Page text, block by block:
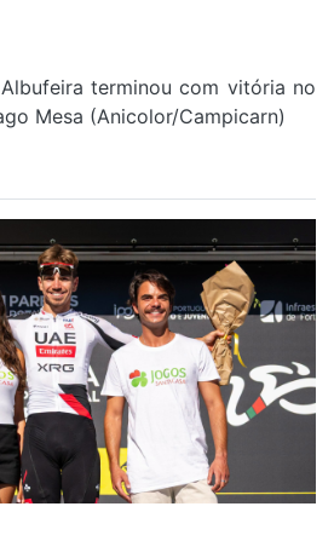
terminou com vitória no
Mesa (Anicolor/Campicarn)